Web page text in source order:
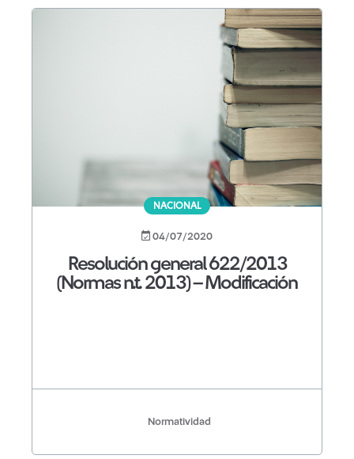
NACIONAL
04/07/2020
Resolución general 622/2013
(Normas n.t. 2013) – Modificación
Normatividad